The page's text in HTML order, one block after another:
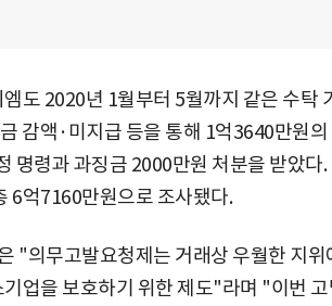
도 2020년 1월부터 5월까지 같은 수탁
감액·미지급 등을 통해 1억3640만원
명령과 과징금 2000만원 처분을 받았다
6억7160만원으로 조사됐다.
"의무고발요청제는 거래상 우월한 지위
업을 보호하기 위한 제도"라며 "이번